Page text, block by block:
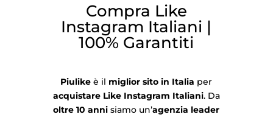
Compra Like
Instagram Italiani |
100% Garantiti
Piulike è il miglior sito in Italia per
acquistare Like Instagram Italiani. Da
oltre 10 anni siamo un’agenzia leader